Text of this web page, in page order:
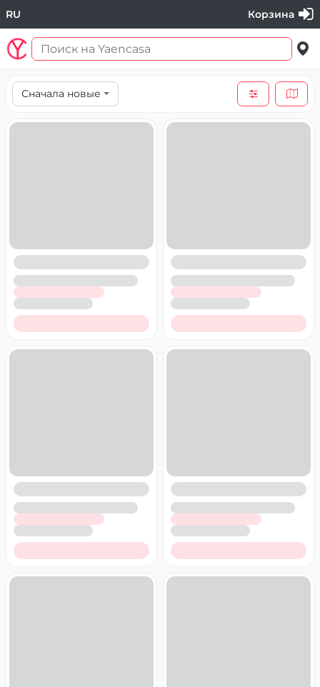
RU Корзина
Сначала новые